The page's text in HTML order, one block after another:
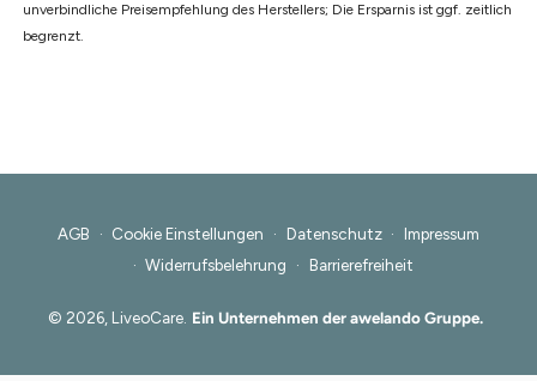
unverbindliche Preisempfehlung des Herstellers; Die Ersparnis ist ggf. zeitlich
begrenzt.
© 2026, LiveoCare Ein Unternehmen der awelando Gruppe.
AGB Cookie Einstellungen Datenschutz
Impressum
Widerrufsbelehrung
Barrierefreiheit